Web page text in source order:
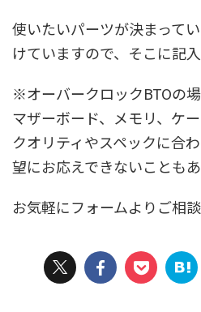
使いたいパーツが決まって
けていますので、そこに記入
※オーバークロックBTOの場
マザーボード、メモリ、ケ
クオリティやスペックに合
望にお応えできないこともあ
お気軽にフォームよりご相談